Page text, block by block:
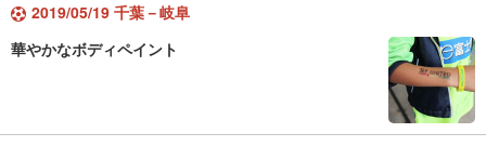
2019/05/19 千葉－岐阜
華やかなボディペイント